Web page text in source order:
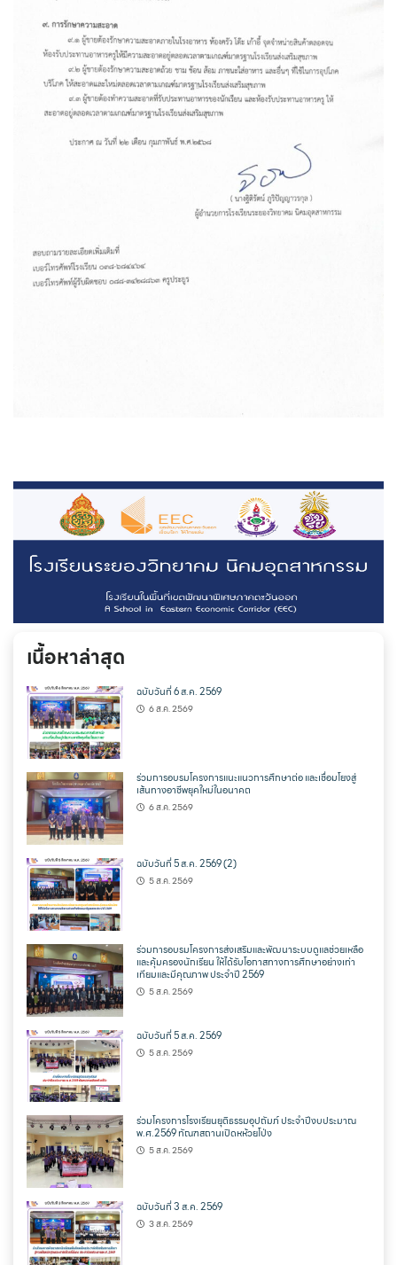
เนื้อหาล่าสุด
ฉบับวันที่ 6 ส.ค. 2569
6 ส.ค. 2569
ร่วมการอบรมโครงการแนะแนวการศึกษาต่อ และเชื่อมโยงสู่
เส้นทางอาชีพยุคใหม่ในอนาคต
6 ส.ค. 2569
ฉบับวันที่ 5 ส.ค. 2569 (2)
5 ส.ค. 2569
ร่วมการอบรมโครงการส่งเสริมและพัฒนาระบบดูแลช่วยเหลือ
และคุ้มครองนักเรียน ให้ได้รับโอกาสทางการศึกษาอย่างเท่า
เทียมและมีคุณภาพ ประจำปี 2569
5 ส.ค. 2569
ฉบับวันที่ 5 ส.ค. 2569
5 ส.ค. 2569
ร่วมโครงการโรงเรียนยุติธรรมอุปถัมภ์ ประจำปีงบประมาณ
พ.ศ.2569 ทัณฑสถานเปิดหห้วยโป่ง
5 ส.ค. 2569
ฉบับวันที่ 3 ส.ค. 2569
3 ส.ค. 2569